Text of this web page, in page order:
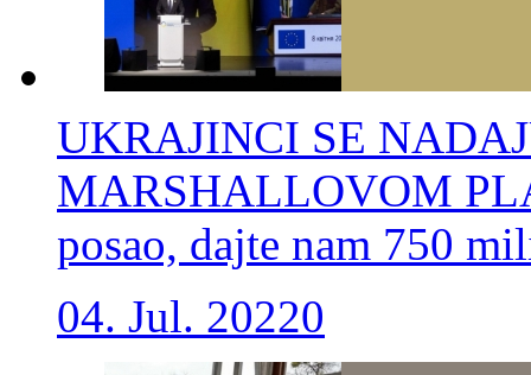
UKRAJINCI SE
MARSHALLOVOM
posao, dajte nam 750
04. Jul. 20220